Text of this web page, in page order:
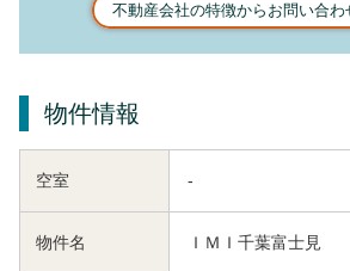
不動産会社の特徴からお問い合わ
物件情報
空室 -
物件名 ＩＭＩ千葉富士見